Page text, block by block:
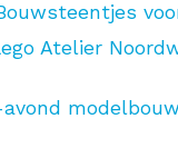
Atelier